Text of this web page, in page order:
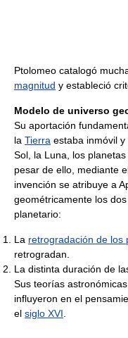
Ptolomeo catalogó
magnitud y estableció
Modelo de universo
Su aportación
la Tierra estaba inmóvil
Sol, la Luna, los
pesar de ello, mediante
invención se atribuye a
geométricamente los
planetario:
La retrogradación de los
retrogradan.
La distinta duración de
Sus teorías
influyeron en el
el siglo XVI